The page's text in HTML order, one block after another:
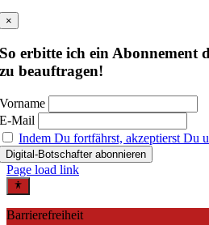
×
So erbitte ich ein Abonnement
zu beauftragen!
Vorname
E-Mail
Indem Du fortfährst, akzeptierst Du
Page load link
Barrierefreiheit